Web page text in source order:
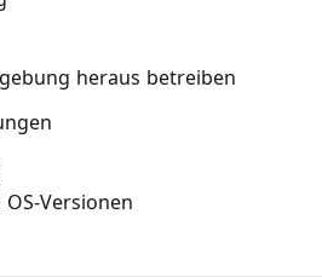
heraus betreiben
Versionen